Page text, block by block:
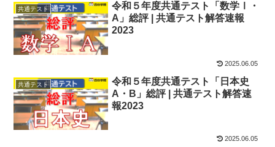
共通テスト
令和５年度共通テスト「数学Ⅰ・
A」総評 | 共通テスト解答速報
2023
2025.06.05
共通テスト
令和５年度共通テスト「日本史
A・B」総評 | 共通テスト解答速
報2023
2025.06.05